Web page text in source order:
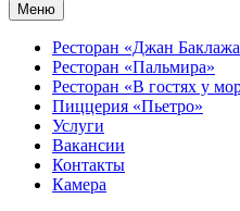
Меню
Ресторан «Джан
Ресторан «Пальмира»
Ресторан «В гостях у
Пиццерия «Пьетро»
Услуги
Вакансии
Контакты
Камера